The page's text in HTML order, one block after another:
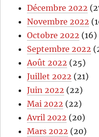
Décembre 2022
Novembre 2022
Octobre 2022 (16)
Septembre 2022
Août 2022 (25)
Juillet 2022 (21)
Juin 2022 (22)
Mai 2022 (22)
Avril 2022 (20)
Mars 2022 (20)